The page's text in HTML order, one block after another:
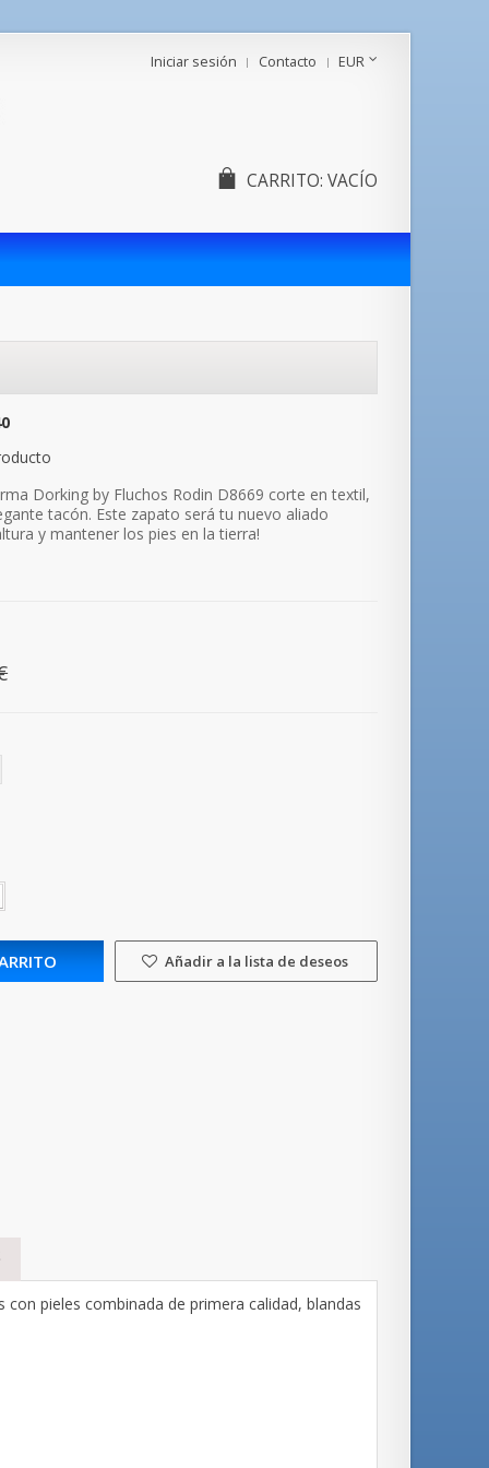
EUR
Contacto
Iniciar sesión
CARRITO: VACÍO
Dorking by Fluchos Rodin D8669 corte en textil,
tacón. Este zapato será tu nuevo aliado
y mantener los pies en la tierra!
Añadir a la lista de deseos
pieles combinada de primera calidad, blandas